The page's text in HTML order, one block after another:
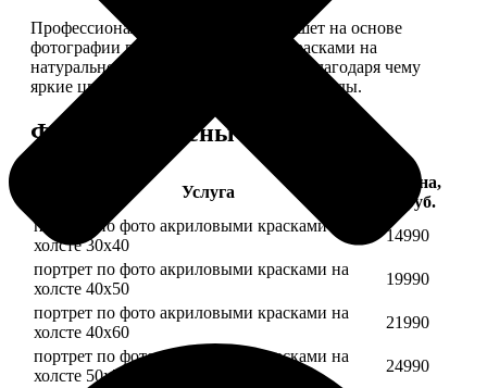
Профессиональный художник напишет на основе
фотографии портрет акриловыми красками на
натуральном холсте. Покроет лаком, благодаря чему
яркие цвета будут радовать вас долгие годы.
Форматы и цены
Услуга
Цена,
руб.
портрет по фото акриловыми красками на
холсте 30х40
14990
портрет по фото акриловыми красками на
холсте 40х50
19990
портрет по фото акриловыми красками на
холсте 40х60
21990
портрет по фото акриловыми красками на
холсте 50х70
24990